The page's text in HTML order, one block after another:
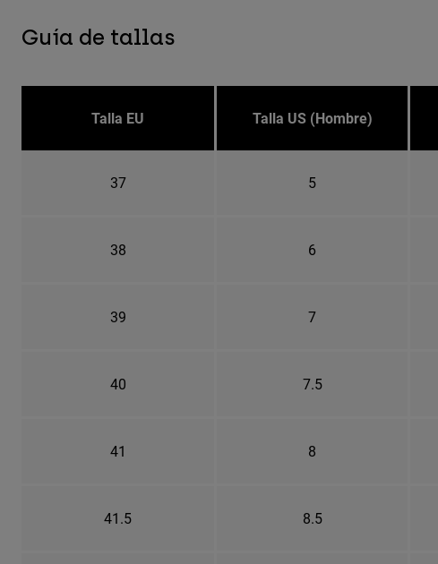
Guía de tallas
Talla EU Talla US (Hombre)
37 5
38 6
39 7
40 7.5
41 8
41.5 8.5